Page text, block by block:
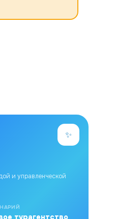
✨
и управленческой
турагентство